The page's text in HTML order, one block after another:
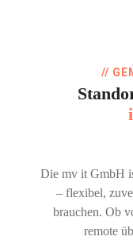
//
Die mv it GmbH
– flexibel,
brauchen. Ob
remote